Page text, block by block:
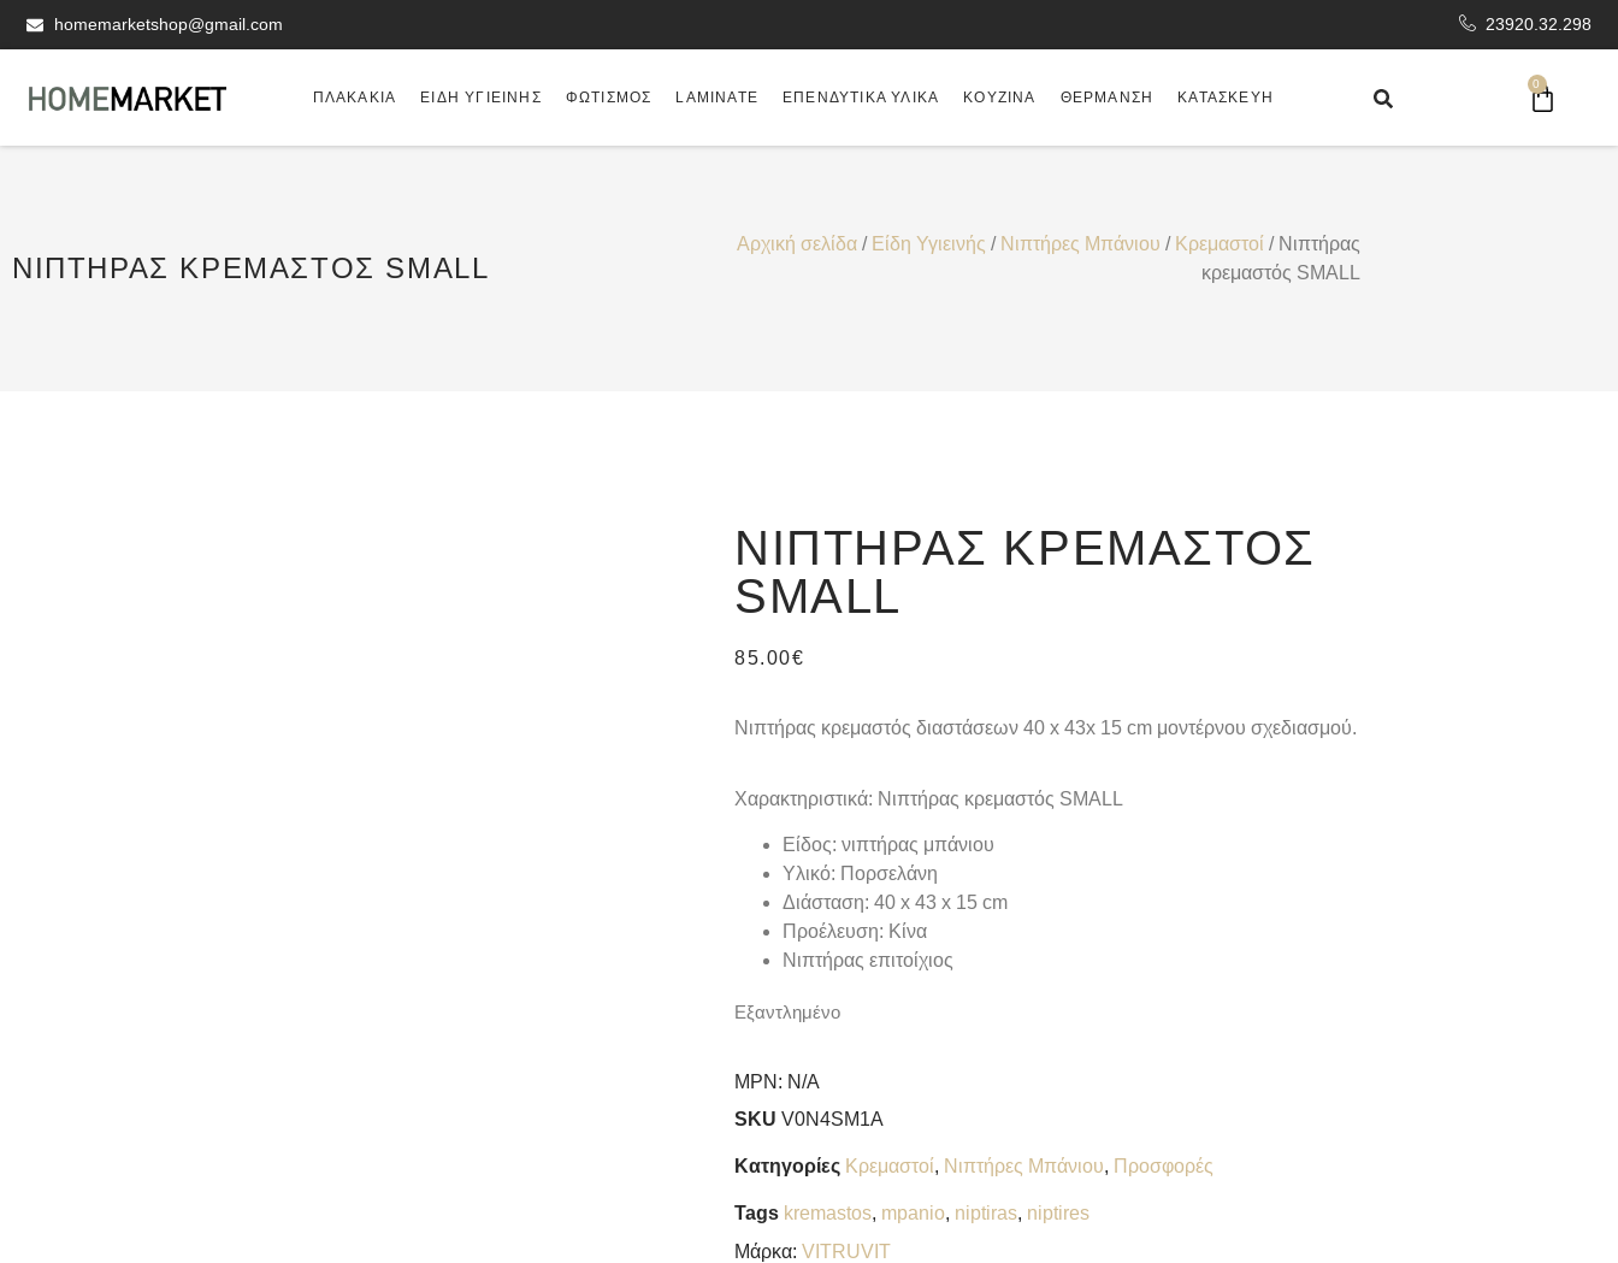
homemarketshop@gmail.com 23920.32.298
ΠΛΑΚΆΚΙΑ ΕΊΔΗ ΥΓΙΕΙΝΗΣ ΦΩΤΙΣΜΌΣ LAMINATE ΕΠΕΝΔΥΤΙΚΆ ΥΛΙΚΆ ΚΟΥΖΊΝΑ ΘΈΡΜΑΝΣΗ ΚΑΤΑΣΚΕΥΉ
0
ΝΙΠΤΉΡΑΣ ΚΡΕΜΑΣΤΌΣ SMALL
Αρχική σελίδα / Είδη Υγιεινής / Νιπτήρες Μπάνιου / Κρεμαστοί / Νιπτήρας
κρεμαστός SMALL
ΝΙΠΤΉΡΑΣ ΚΡΕΜΑΣΤΌΣ
SMALL
85.00€
Νιπτήρας κρεμαστός διαστάσεων 40 x 43x 15 cm μοντέρνου σχεδιασμού.
Χαρακτηριστικά: Νιπτήρας κρεμαστός SMALL
Είδος: νιπτήρας μπάνιου
Υλικό: Πορσελάνη
Διάσταση: 40 x 43 x 15 cm
Προέλευση: Κίνα
Νιπτήρας επιτοίχιος
Εξαντλημένο
MPN: N/A
SKU V0N4SM1A
Κατηγορίες Κρεμαστοί, Νιπτήρες Μπάνιου, Προσφορές
Tags kremastos, mpanio, niptiras, niptires
Μάρκα: VITRUVIT